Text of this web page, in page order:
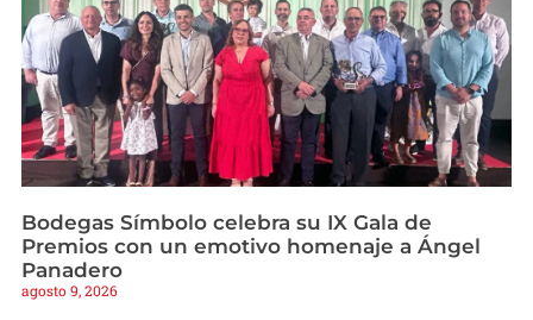
Bodegas Símbolo celebra su IX Gala de
Premios con un emotivo homenaje a Ángel
Panadero
agosto 9, 2026